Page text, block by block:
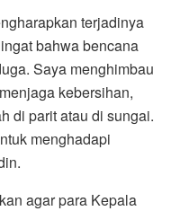
terjadinya
bahwa bencana
Saya menghimbau
kebersihan,
di parit atau di sungai.
menghadapi
agar para Kepala